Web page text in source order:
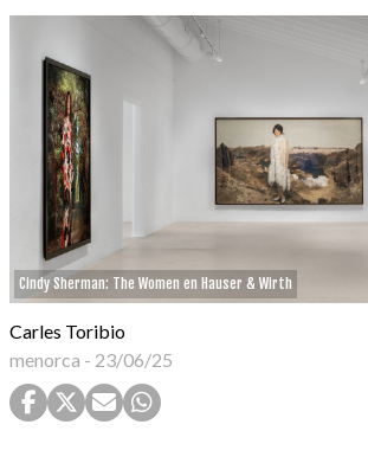
Cindy Sherman: The Women en Hauser & Wirth
Carles Toribio
menorca - 23/06/25